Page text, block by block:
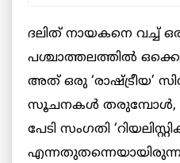
ദലിത് നായകനെ വച്ച്
പശ്ചാത്തലത്തിൽ
അത് ഒരു ‘രാഷ്ട്രീയ’
സൂചനകൾ തരുമ്പോൾ,
പേടി സംഗതി